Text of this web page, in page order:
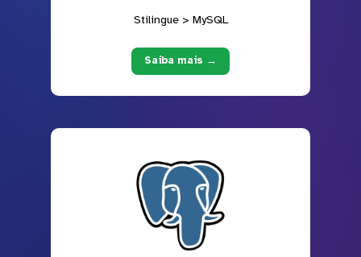
Stilingue > MySQL
Saiba mais →